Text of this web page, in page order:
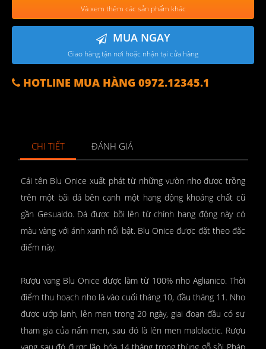
Và xem thêm các sản phẩm khác
MUA NGAY
Giao hàng tận nơi hoặc nhận tại cửa hàng
HOTLINE MUA HÀNG 0972.12345.1
CHI TIẾT ĐÁNH GIÁ
Cái tên Blu Onice xuất phát từ những vườn nho được trồng
trên một bãi đá bên cạnh một hang động khoáng chất cũ
gần Gesualdo. Đá được bồi lên từ chính hang động này có
màu vàng với ánh xanh nổi bật. Blu Onice được đặt theo đặc
điểm này.
Rượu vang Blu Onice được làm từ 100% nho Aglianico. Thời
điểm thu hoạch nho là vào cuối tháng 10, đầu tháng 11. Nho
được ướp lạnh, lên men trong 20 ngày, giai đoạn đầu có sự
tham gia của nấm men, sau đó là lên men malolactic. Rượu